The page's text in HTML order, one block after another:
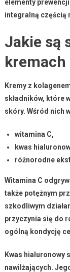
elementy
integralną częścią
Jakie są
kremach
Kremy z
składników, które
skóry. Wśród nich
witamina C,
kwas
różnorodne
Witamina C
także potężnym
szkodliwym
przyczynia się do
ogólną kondycję
Kwas hialuronowy
nawilżających.